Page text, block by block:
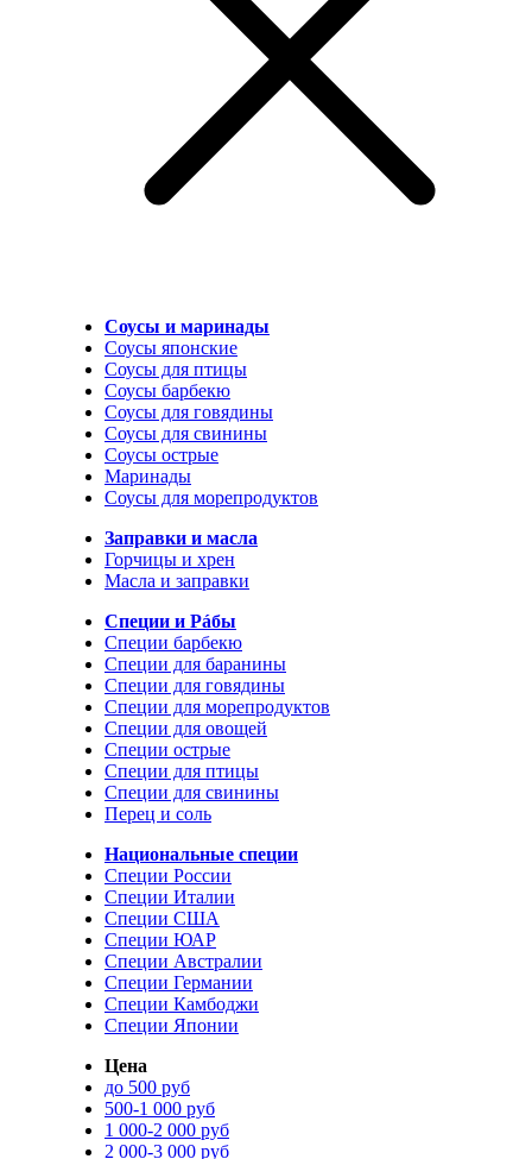
Соусы и маринады
Соусы японские
Соусы для птицы
Соусы барбекю
Соусы для говядины
Соусы для свинины
Соусы острые
Маринады
Соусы для морепродуктов
Заправки и масла
Горчицы и хрен
Масла и заправки
Специи и Рáбы
Специи барбекю
Специи для баранины
Специи для говядины
Специи для морепродуктов
Специи для овощей
Специи острые
Специи для птицы
Специи для свинины
Перец и соль
Национальные специи
Специи России
Специи Италии
Специи США
Специи ЮАР
Специи Австралии
Специи Германии
Специи Камбоджи
Специи Японии
Цена
до 500 руб
500-1 000 руб
1 000-2 000 руб
2 000-3 000 руб